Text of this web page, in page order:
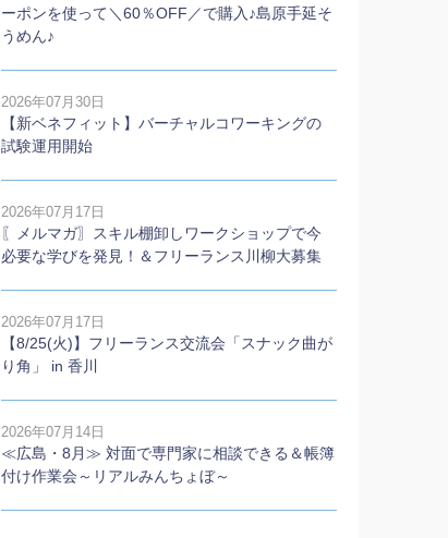
ーポンを使って＼60％OFF／で購入♪島原手延そ
うめん♪
2026年07月30日
【新ベネフィット】バーチャルコワーキングの
試験運用開始
2026年07月17日
〖メルマガ〗スキル棚卸しワークショップで今
必要な学びを発見！＆フリーランス川柳大募集
2026年07月17日
【8/25(火)】フリーランス交流会「スナック曲が
り角」 in 香川
2026年07月14日
≪広島・8月≫ 対面で専門家に相談できる＆帳簿
付け作業会～リアルみんちょぼ～